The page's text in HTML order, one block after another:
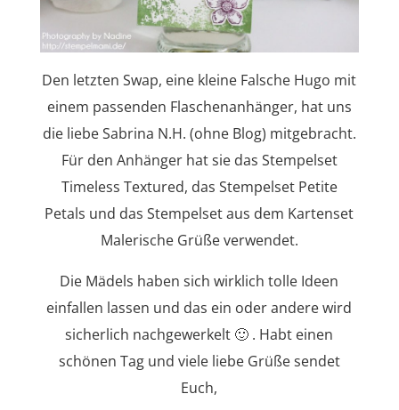
Den letzten Swap, eine kleine Falsche Hugo mit
einem passenden Flaschenanhänger, hat uns
die liebe Sabrina N.H. (ohne Blog) mitgebracht.
Für den Anhänger hat sie das Stempelset
Timeless Textured, das Stempelset Petite
Petals und das Stempelset aus dem Kartenset
Malerische Grüße verwendet.
Die Mädels haben sich wirklich tolle Ideen
einfallen lassen und das ein oder andere wird
sicherlich nachgewerkelt 🙂 . Habt einen
schönen Tag und viele liebe Grüße sendet
Euch,